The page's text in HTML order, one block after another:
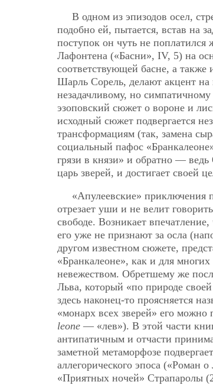
В одном из эпизодов осел,
подобно ей, пытается, встав на
поступок он чуть не
Лафонтена («Басни», IV, 5) на
соответствующей басне, а
Шарль Сорель, делают акцент на
незадачливому, но
эзоповский сюжет о вороне и
исходный сюжет подвергается
трансформациям (так, замена
социальный пафос
грязи в князи» и обратно — ведь
царь зверей, и достигает своей
«Апулеевские» приключения
отрезает уши и не велит
свободе. Возникает
его уже не признают за осла
другом известном сюжете,
«Бранкалеоне», как и для
невежеством. Обретшему же
Льва, который «по природе
здесь наконец-то проясняется
«монарх всех зверей» его можно
leone — «лев»). В этой части
антипатичным и отчасти
заметной метаморфозе
аллегорического эпоса («Роман
«Приятных ночей» Страпаролы